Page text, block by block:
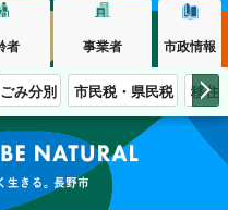
者 事業者 市政情報
ごみ分別 市民税・県民税 移住
生きる。長野市